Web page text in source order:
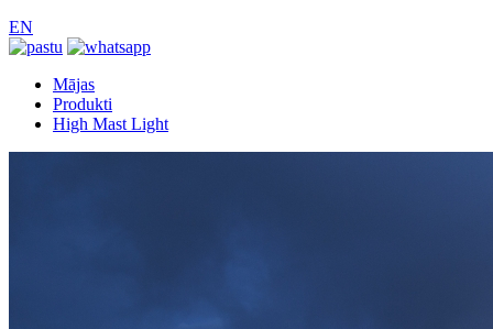
EN
Mājas
Produkti
High Mast Light